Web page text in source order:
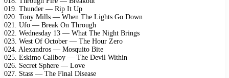
019. Thunder — Rip It Up
020. Tony Mills — When The Lights Go Down
021. Ufo — Break On Through
022. Wednesday 13 — What The Night Brings
023. West Of October — The Hour Zero
024. Alexandros — Mosquito Bite
025. Eskimo Callboy — The Devil Within
026. Secret Sphere — Love
027. Stass — The Final Disease